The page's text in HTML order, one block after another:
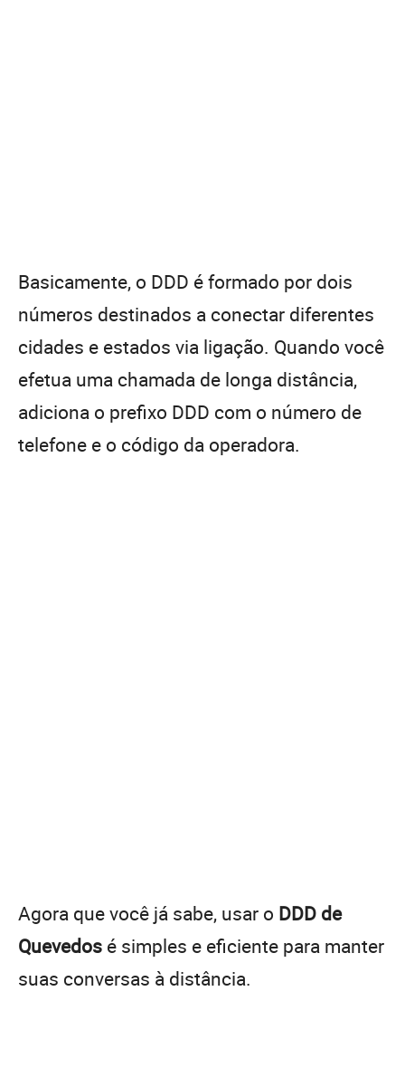
Basicamente, o DDD é formado por dois
números destinados a conectar diferentes
cidades e estados via ligação. Quando você
efetua uma chamada de longa distância,
adiciona o prefixo DDD com o número de
telefone e o código da operadora.
Agora que você já sabe, usar o DDD de
Quevedos é simples e eficiente para manter
suas conversas à distância.